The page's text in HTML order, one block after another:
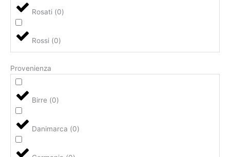
Rosati (0)
Rossi (0)
Provenienza
Birre (0)
Danimarca (0)